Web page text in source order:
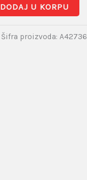
DODAJ U KORPU
Šifra proizvoda: A42736